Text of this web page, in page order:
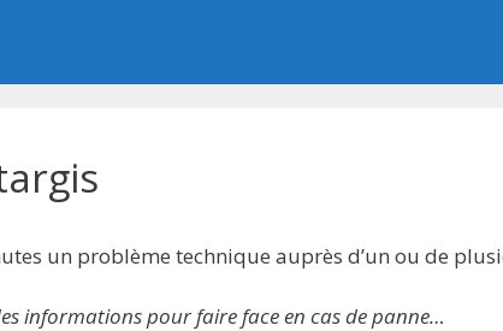
un problème technique auprès d’un ou de
informations pour faire face en cas de panne…